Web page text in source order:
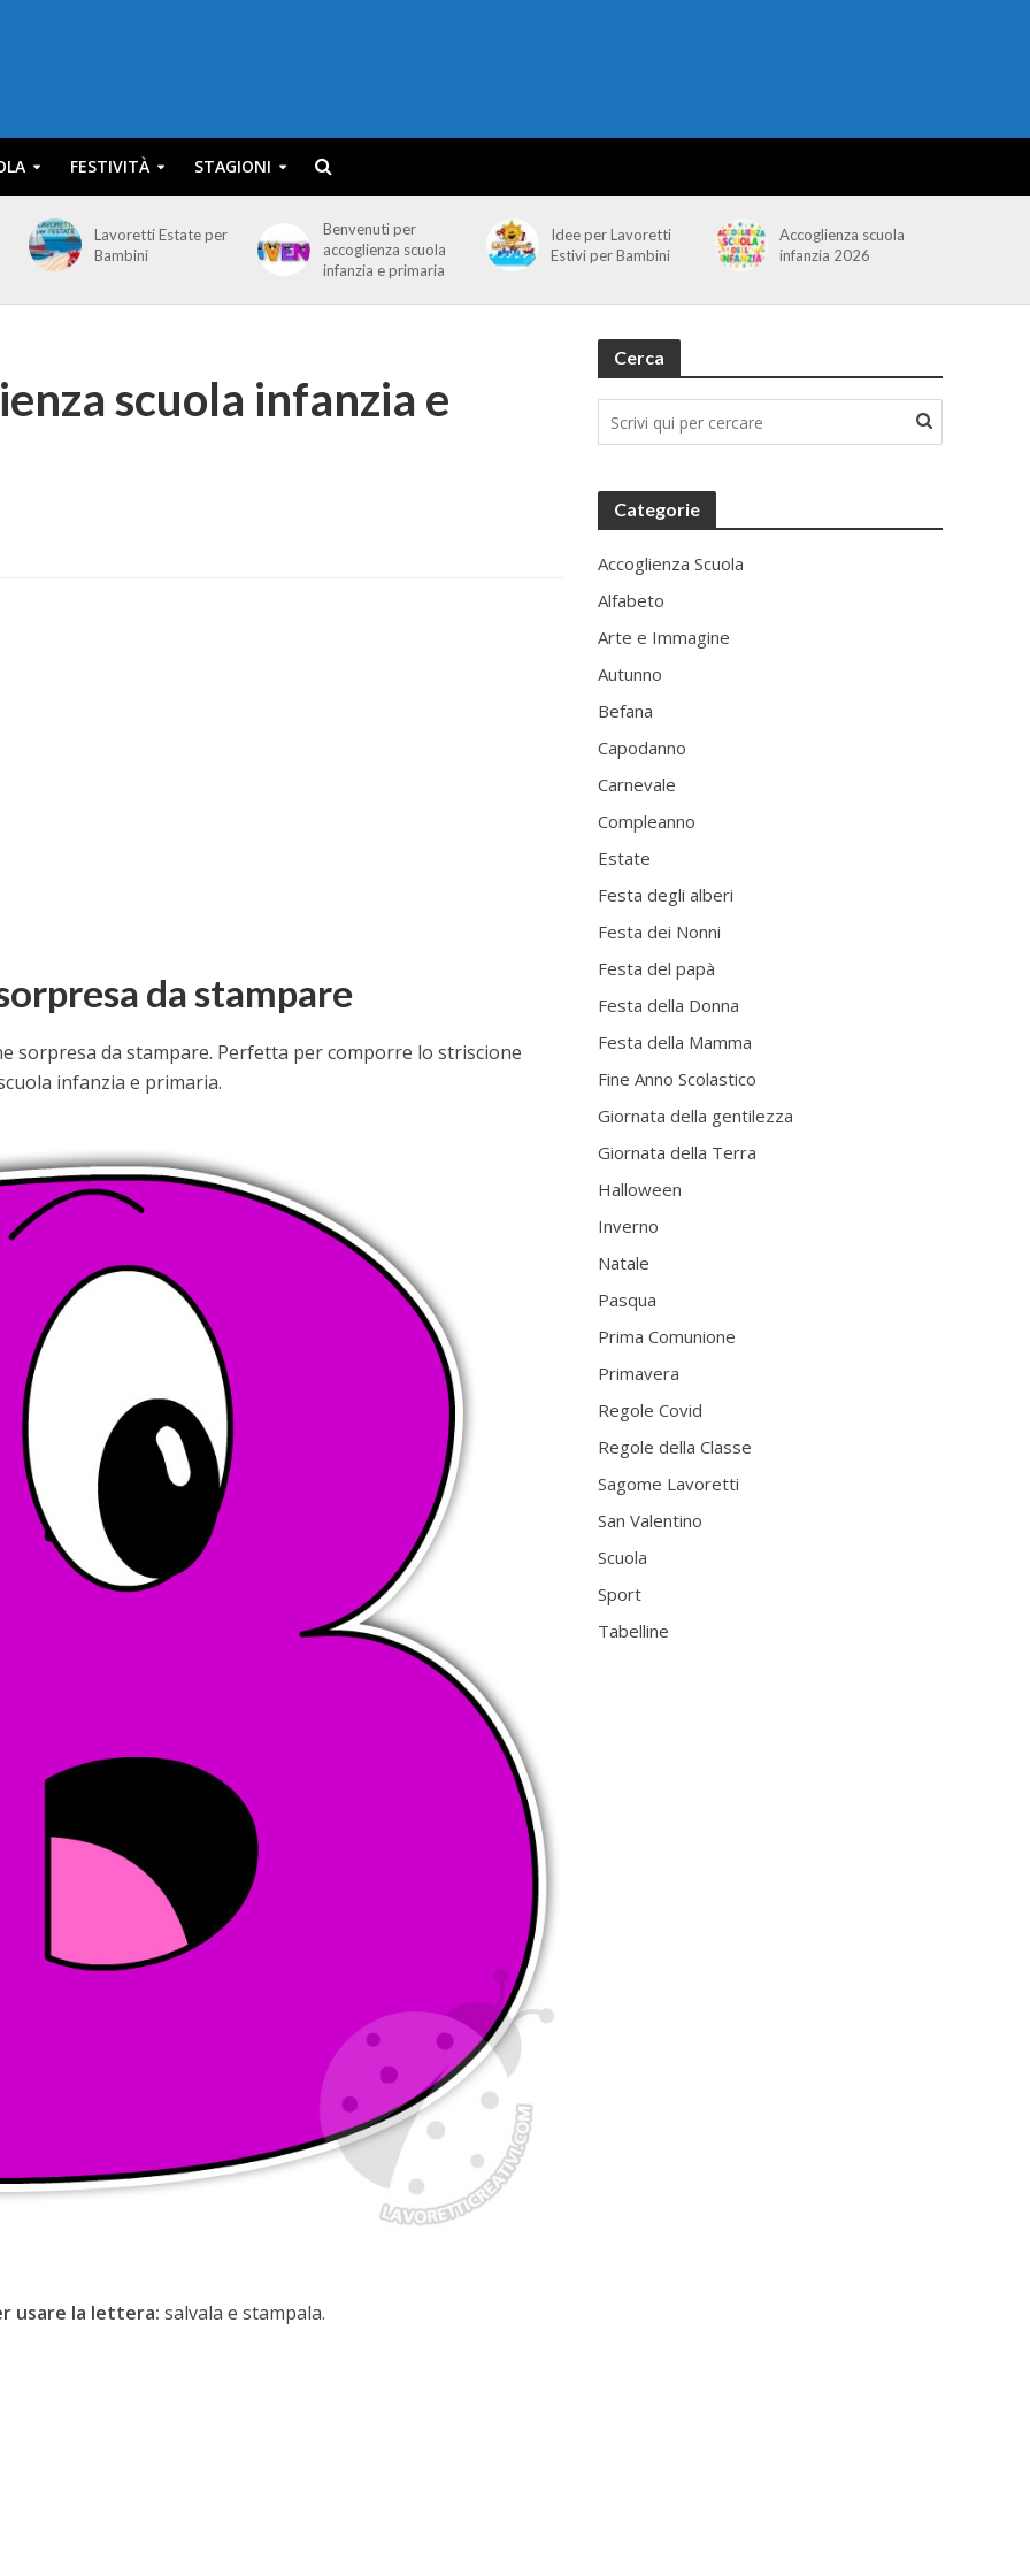
FESTIVITÀ STAGIONI
Lavoretti Estate per
Bambini
Benvenuti per
accoglienza scuola
infanzia e primaria
Idee per Lavoretti
Estivi per Bambini
Accoglienza scuola
infanzia 2026
scuola infanzia e
da stampare
sorpresa da stampare. Perfetta per comporre lo striscione
infanzia e primaria.
usare la lettera: salvala e stampala.
Cerca
Categorie
Accoglienza Scuola
Alfabeto
Arte e Immagine
Autunno
Befana
Capodanno
Carnevale
Compleanno
Estate
Festa degli alberi
Festa dei Nonni
Festa del papà
Festa della Donna
Festa della Mamma
Fine Anno Scolastico
Giornata della gentilezza
Giornata della Terra
Halloween
Inverno
Natale
Pasqua
Prima Comunione
Primavera
Regole Covid
Regole della Classe
Sagome Lavoretti
San Valentino
Scuola
Sport
Tabelline